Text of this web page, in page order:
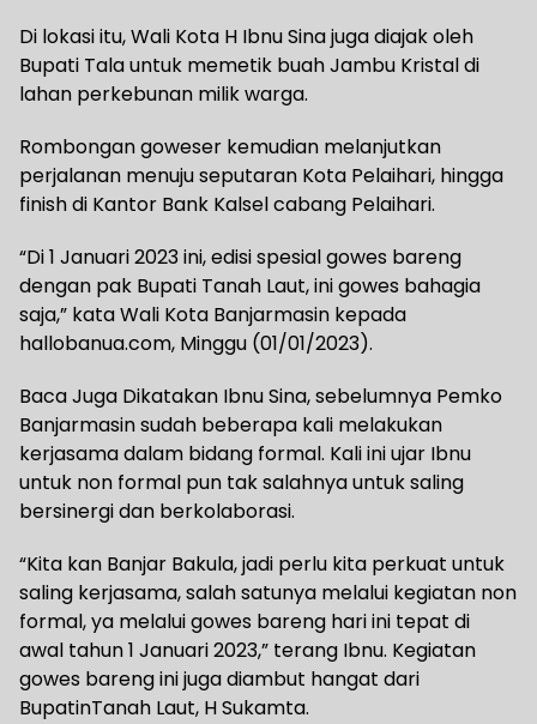
Di lokasi itu, Wali Kota H Ibnu Sina juga diajak oleh
Bupati Tala untuk memetik buah Jambu Kristal di
lahan perkebunan milik warga.
Rombongan goweser kemudian melanjutkan
perjalanan menuju seputaran Kota Pelaihari, hingga
finish di Kantor Bank Kalsel cabang Pelaihari.
“Di 1 Januari 2023 ini, edisi spesial gowes bareng
dengan pak Bupati Tanah Laut, ini gowes bahagia
saja,” kata Wali Kota Banjarmasin kepada
hallobanua.com, Minggu (01/01/2023).
Baca Juga Dikatakan Ibnu Sina, sebelumnya Pemko
Banjarmasin sudah beberapa kali melakukan
kerjasama dalam bidang formal. Kali ini ujar Ibnu
untuk non formal pun tak salahnya untuk saling
bersinergi dan berkolaborasi.
“Kita kan Banjar Bakula, jadi perlu kita perkuat untuk
saling kerjasama, salah satunya melalui kegiatan non
formal, ya melalui gowes bareng hari ini tepat di
awal tahun 1 Januari 2023,” terang Ibnu. Kegiatan
gowes bareng ini juga diambut hangat dari
BupatinTanah Laut, H Sukamta.